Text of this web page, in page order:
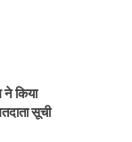
किया
सूची